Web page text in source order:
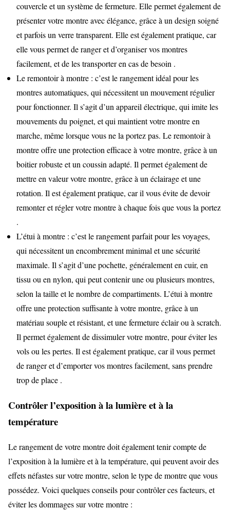
couvercle et un système de fermeture. Elle permet également de
présenter votre montre avec élégance, grâce à un design soigné
et parfois un verre transparent. Elle est également pratique, car
elle vous permet de ranger et d’organiser vos montres
facilement, et de les transporter en cas de besoin .
Le remontoir à montre : c’est le rangement idéal pour les
montres automatiques, qui nécessitent un mouvement régulier
pour fonctionner. Il s’agit d’un appareil électrique, qui imite les
mouvements du poignet, et qui maintient votre montre en
marche, même lorsque vous ne la portez pas. Le remontoir à
montre offre une protection efficace à votre montre, grâce à un
boitier robuste et un coussin adapté. Il permet également de
mettre en valeur votre montre, grâce à un éclairage et une
rotation. Il est également pratique, car il vous évite de devoir
remonter et régler votre montre à chaque fois que vous la portez
.
L’étui à montre : c’est le rangement parfait pour les voyages,
qui nécessitent un encombrement minimal et une sécurité
maximale. Il s’agit d’une pochette, généralement en cuir, en
tissu ou en nylon, qui peut contenir une ou plusieurs montres,
selon la taille et le nombre de compartiments. L’étui à montre
offre une protection suffisante à votre montre, grâce à un
matériau souple et résistant, et une fermeture éclair ou à scratch.
Il permet également de dissimuler votre montre, pour éviter les
vols ou les pertes. Il est également pratique, car il vous permet
de ranger et d’emporter vos montres facilement, sans prendre
trop de place .
Contrôler l’exposition à la lumière et à la
température
Le rangement de votre montre doit également tenir compte de
l’exposition à la lumière et à la température, qui peuvent avoir des
effets néfastes sur votre montre, selon le type de montre que vous
possédez. Voici quelques conseils pour contrôler ces facteurs, et
éviter les dommages sur votre montre :